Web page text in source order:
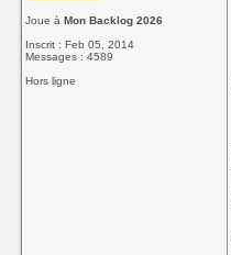
Joue àMon Backlog 2026
Inscrit : Feb 05, 2014
Messages : 4589
Hors ligne